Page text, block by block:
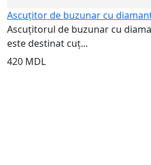
Ascuțitor de buzunar cu
Ascuțitorul de buzunar cu
este destinat cuț...
420 MDL